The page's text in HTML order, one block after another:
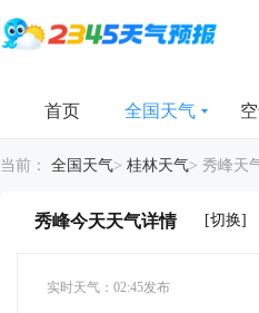
首页 全国天气
当前： 全国天气> 桂林天气> 秀峰天
秀峰今天天气详情 [切换]
实时天气：02:45发布